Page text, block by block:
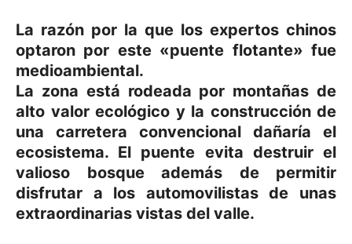
La razón por la que los expertos chinos
optaron por este «puente flotante» fue
medioambiental.
La zona está rodeada por montañas de
alto valor ecológico y la construcción de
una carretera convencional dañaría el
ecosistema. El puente evita destruir el
valioso bosque además de permitir
disfrutar a los automovilistas de unas
extraordinarias vistas del valle.